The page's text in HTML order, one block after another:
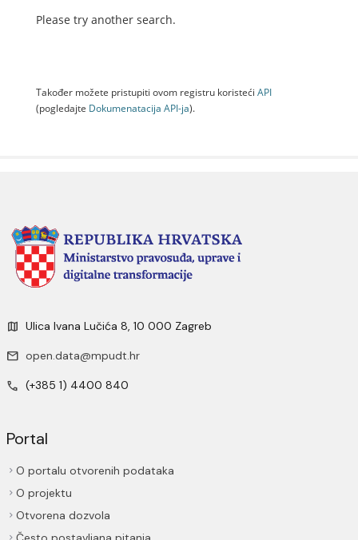
Please try another search.
Također možete pristupiti ovom registru koristeći API
(pogledajte Dokumenаtаcijа API-jа).